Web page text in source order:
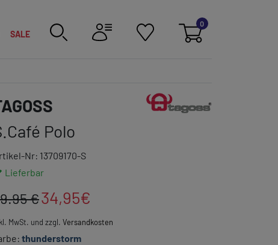
0
SALE
Polo
Link zur Markenkategorie
Nr: 13709170-S
Lieferbar
€34,95€
MwSt. und zzgl. Versandkosten
thunderstorm